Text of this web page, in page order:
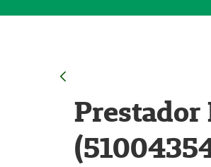
Prestador